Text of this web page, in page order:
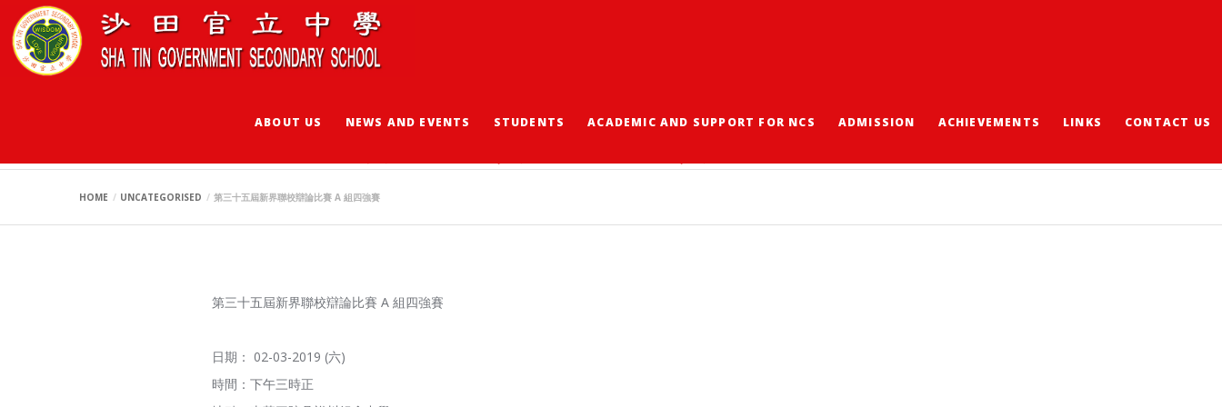
ABOUT US NEWS AND EVENTS STUDENTS ACADEMIC AND SUPPORT FOR NCS ADMISSION ACHIEVEMENTS LINKS CONTACT US
HOME UNCATEGORISED 第三十五屆新界聯校辯論比賽 A 組四強賽
第三十五屆新界聯校辯論比賽 A 組四強賽
日期： 02-03-2019 (六)
時間：下午三時正